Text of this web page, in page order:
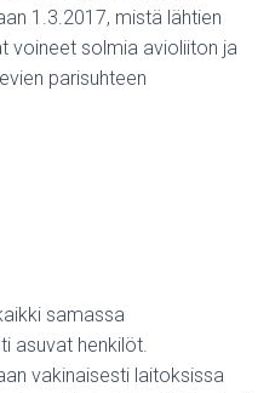
1.3.2017, mistä lähtien
voineet solmia avioliiton ja
parisuhteen
samassa
asuvat henkilöt.
vakinaisesti laitoksissa